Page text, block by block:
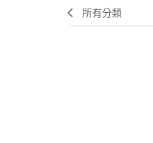
所有分類